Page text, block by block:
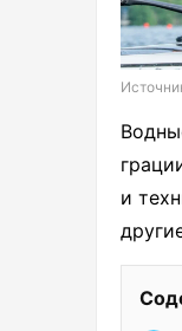
и